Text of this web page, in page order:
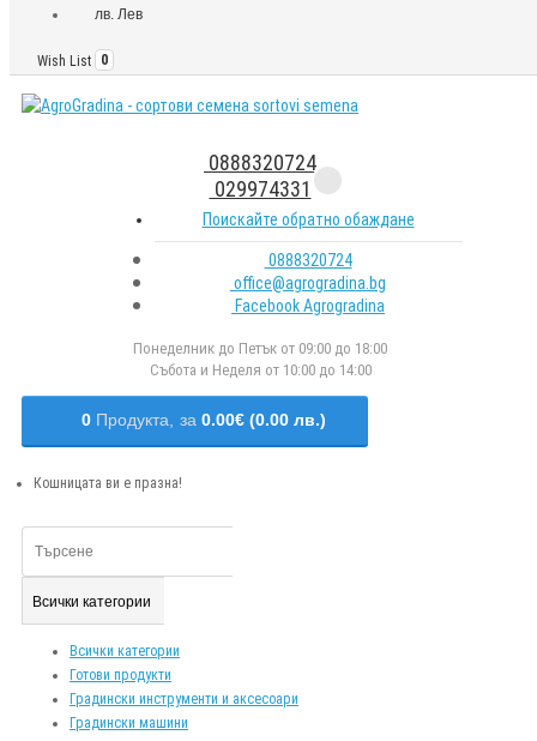
лв. Лев
Wish List 0
0888320724
029974331
Поискайте обратно обаждане
0888320724
office@agrogradina.bg
Facebook Agrogradina
Понеделник до Петък от 09:00 до 18:00
Събота и Неделя от 10:00 до 14:00
0 Продукта, за 0.00€ (0.00 лв.)
Кошницата ви е празна!
Всички категории
Всички категории
Готови продукти
Градински инструменти и аксесоари
Градински машини